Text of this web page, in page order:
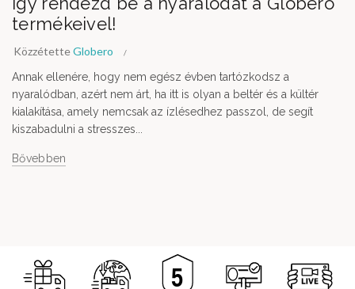
termékeivel!
KözzétetteGlobero
Annak ellenére, hogy nem egész évben tartózkodsz a
nyaralódban, azért nem árt, ha itt is olyan a beltér és a kültér
kialakítása, amely nemcsak az ízlésedhez passzol, de segít
kiszabadulni a stresszes...
Bővebben